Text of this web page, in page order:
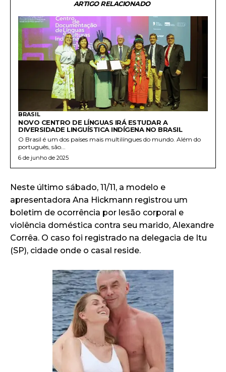
ARTIGO RELACIONADO
BRASIL
NOVO CENTRO DE LÍNGUAS IRÁ ESTUDAR A
DIVERSIDADE LINGUÍSTICA INDÍGENA NO BRASIL
O Brasil é um dos países mais multilíngues do mundo. Além do
português, são...
6 de junho de 2025
Neste último sábado, 11/11, a modelo e
apresentadora Ana Hickmann registrou um
boletim de ocorrência por lesão corporal e
violência doméstica contra seu marido, Alexandre
Corrêa. O caso foi registrado na delegacia de Itu
(SP), cidade onde o casal reside.